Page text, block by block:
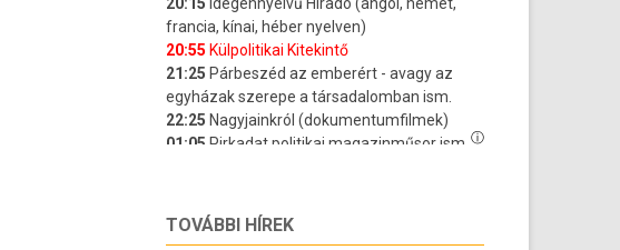
TOVÁBBI HÍREK